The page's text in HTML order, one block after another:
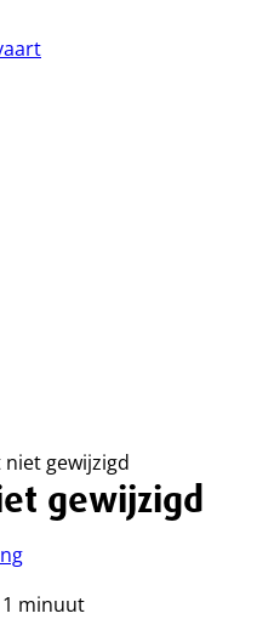
gewijzigd
gewijzigd
minuut